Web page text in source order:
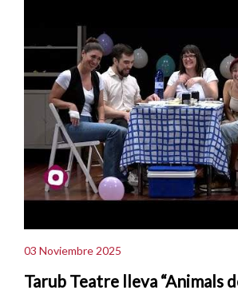
03 Noviembre 2025
Tarub Teatre lleva “Animals